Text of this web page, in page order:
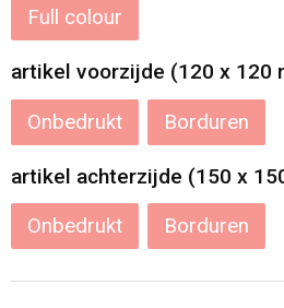
Full colour
artikel voorzijde (120 x 120
Onbedrukt Borduren
artikel achterzijde (150 x
Onbedrukt Borduren